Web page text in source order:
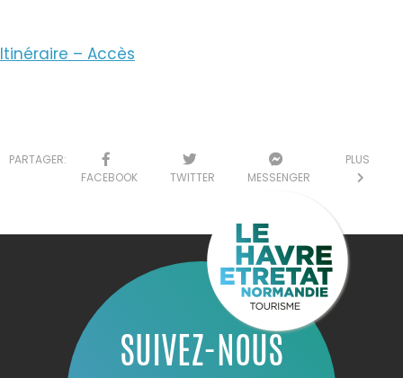
Itinéraire – Accès
PARTAGER:
FACEBOOK
TWITTER MESSENGER
PLUS
SUIVEZ-NOUS